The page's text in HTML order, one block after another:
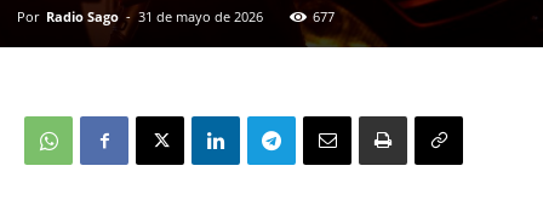
Por Radio Sago - 31 de mayo de 2026 677